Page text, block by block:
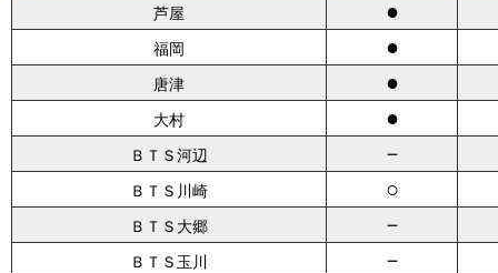
芦屋 ●
福岡 ●
唐津 ●
大村 ●
ＢＴＳ河辺 －
ＢＴＳ川崎 ○
ＢＴＳ大郷 －
ＢＴＳ玉川 －